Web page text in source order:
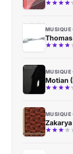
MUSIQUE
MUSIQUE
Motian
MUSIQUE
Zakarya